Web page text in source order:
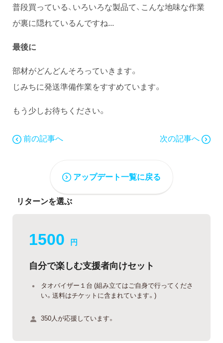
普段買っている、いろいろな製品て、こんな地味な作業
が裏に隠れているんですね...
最後に
部材がどんどんそろっていきます。
じみちに発送準備作業をすすめています。
もう少しお待ちください。
前の記事へ 次の記事へ
アップデート一覧に戻る
リターンを選ぶ
1500 円
自分で楽しむ支援者向けセット
タオバイザー１台 (組み立てはご自身で行ってくださ
い。送料はチケットに含まれています。)
350人が応援しています。